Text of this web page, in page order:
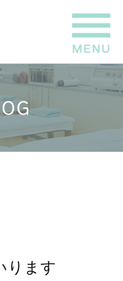
ります